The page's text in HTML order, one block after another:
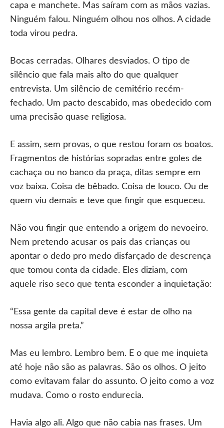
capa e manchete. Mas saíram com as mãos vazias.
Ninguém falou. Ninguém olhou nos olhos. A cidade
toda virou pedra.
Bocas cerradas. Olhares desviados. O tipo de
silêncio que fala mais alto do que qualquer
entrevista. Um silêncio de cemitério recém-
fechado. Um pacto descabido, mas obedecido com
uma precisão quase religiosa.
E assim, sem provas, o que restou foram os boatos.
Fragmentos de histórias sopradas entre goles de
cachaça ou no banco da praça, ditas sempre em
voz baixa. Coisa de bêbado. Coisa de louco. Ou de
quem viu demais e teve que fingir que esqueceu.
Não vou fingir que entendo a origem do nevoeiro.
Nem pretendo acusar os pais das crianças ou
apontar o dedo pro medo disfarçado de descrença
que tomou conta da cidade. Eles diziam, com
aquele riso seco que tenta esconder a inquietação:
“Essa gente da capital deve é estar de olho na
nossa argila preta.”
Mas eu lembro. Lembro bem. E o que me inquieta
até hoje não são as palavras. São os olhos. O jeito
como evitavam falar do assunto. O jeito como a voz
mudava. Como o rosto endurecia.
Havia algo ali. Algo que não cabia nas frases. Um